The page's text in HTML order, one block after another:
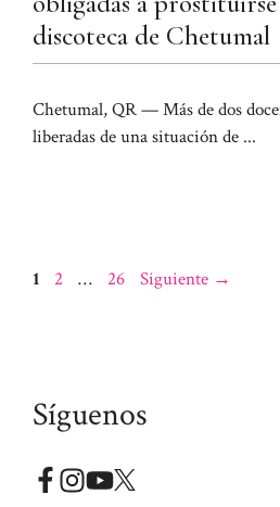
discoteca de Chetumal
Chetumal, QR — Más de dos
liberadas de una situación de ...
Página
1 Página
2 … Página
26 Siguiente →
Síguenos